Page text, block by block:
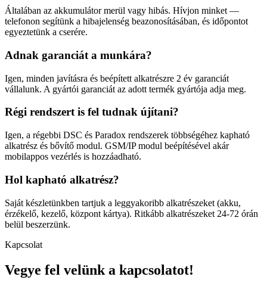
Általában az akkumulátor merül vagy hibás. Hívjon minket —
telefonon segítünk a hibajelenség beazonosításában, és időpontot
egyeztetünk a cserére.
Adnak garanciát a munkára?
Igen, minden javításra és beépített alkatrészre 2 év garanciát
vállalunk. A gyártói garanciát az adott termék gyártója adja meg.
Régi rendszert is fel tudnak újítani?
Igen, a régebbi DSC és Paradox rendszerek többségéhez kapható
alkatrész és bővítő modul. GSM/IP modul beépítésével akár
mobilappos vezérlés is hozzáadható.
Hol kapható alkatrész?
Saját készletünkben tartjuk a leggyakoribb alkatrészeket (akku,
érzékelő, kezelő, központ kártya). Ritkább alkatrészeket 24-72 órán
belül beszerzünk.
Kapcsolat
Vegye fel velünk a kapcsolatot!